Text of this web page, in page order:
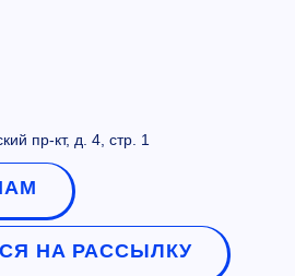
пр-кт, д. 4, стр. 1
НА РАССЫЛКУ